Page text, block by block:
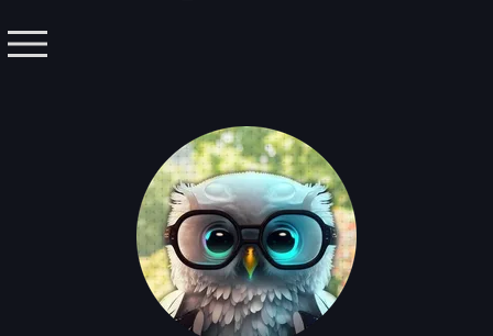
Identidad
Directorio
Contacto
Créditos
Objetivos y Estrategias
Licenciaturas / Posgrados
Grupos Temáticos
Espacios de Docencia
Investigación
Áreas Académicas
Espacios de Investigación